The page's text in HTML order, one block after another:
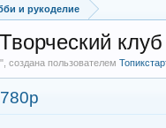
и рукоделие
создана пользователем
780р